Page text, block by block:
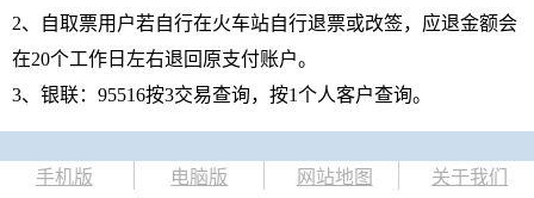
2、自取票用户若自行在火车站自行退票或改签，应退金额会
在20个工作日左右退回原支付账户。
3、银联：95516按3交易查询，按1个人客户查询。
手机版 电脑版 网站地图 关于我们